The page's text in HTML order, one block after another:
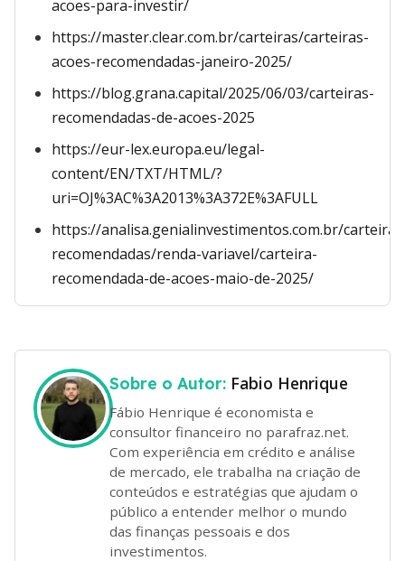
acoes-para-investir/
https://master.clear.com.br/carteiras/carteiras-
acoes-recomendadas-janeiro-2025/
https://blog.grana.capital/2025/06/03/carteiras-
recomendadas-de-acoes-2025
https://eur-lex.europa.eu/legal-
content/EN/TXT/HTML/?
uri=OJ%3AC%3A2013%3A372E%3AFULL
https://analisa.genialinvestimentos.com.br/
recomendadas/renda-variavel/carteira-
recomendada-de-acoes-maio-de-2025/
Sobre o Autor: Fabio Henrique
Fábio Henrique é economista e
consultor financeiro no parafraz.net.
Com experiência em crédito e análise
de mercado, ele trabalha na criação de
conteúdos e estratégias que ajudam o
público a entender melhor o mundo
das finanças pessoais e dos
investimentos.